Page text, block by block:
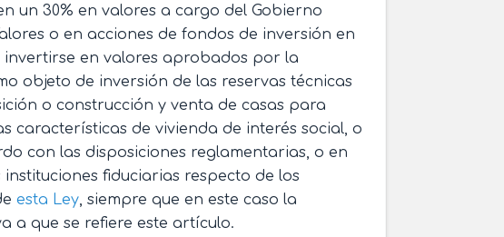
un 30% en valores a cargo del Gobierno
o en acciones de fondos de inversión en
en valores aprobados por la
objeto de inversión de las reservas técnicas
o construcción y venta de casas para
características de vivienda de interés social, o
con las disposiciones reglamentarias, o en
fiduciarias respecto de los
esta Ley, siempre que en este caso la
a que se refiere este artículo.